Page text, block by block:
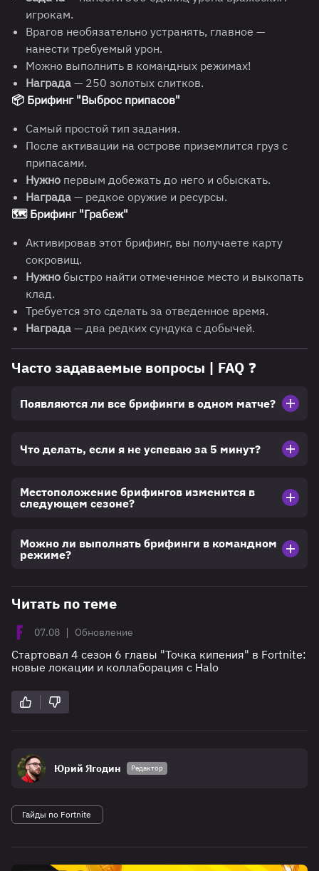
игрокам.
Врагов необязательно устранять, главное —
нанести требуемый урон.
Можно выполнить в командных режимах!
Награда — 250 золотых слитков.
📦 Брифинг "Выброс припасов"
Самый простой тип задания.
После активации на острове приземлится груз с
припасами.
Нужно первым добежать до него и обыскать.
Награда — редкое оружие и ресурсы.
🗺️ Брифинг "Грабеж"
Активировав этот брифинг, вы получаете карту
сокровищ.
Нужно быстро найти отмеченное место и выкопать
клад.
Требуется это сделать за отведенное время.
Награда — два редких сундука с добычей.
Часто задаваемые вопросы | FAQ ❓
Появляются ли все брифинги в одном матче?
Что делать, если я не успеваю за 5 минут?
Местоположение брифингов изменится в
следующем сезоне?
Можно ли выполнять брифинги в командном
режиме?
Читать по теме
07.08 | Обновление
Стартовал 4 сезон 6 главы "Точка кипения" в Fortnite:
новые локации и коллаборация с Halo
Юрий Ягодин Редактор
Гайды по Fortnite